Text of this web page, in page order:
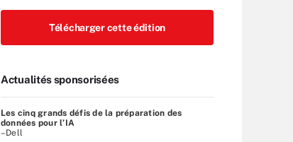
Télécharger cette édition
Actualités sponsorisées
Les cinq grands défis de la préparation des
données pour l’IA
–Dell